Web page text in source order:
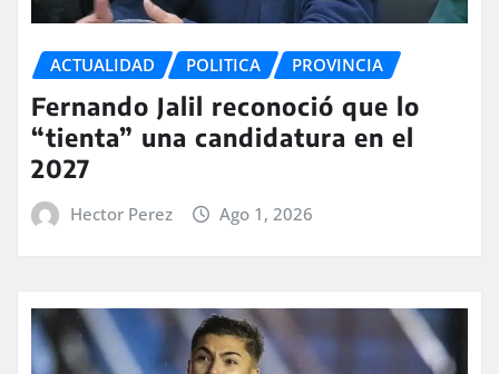
ACTUALIDAD POLITICA PROVINCIA
Fernando Jalil reconoció que lo
“tienta” una candidatura en el
2027
Hector Perez Ago 1, 2026